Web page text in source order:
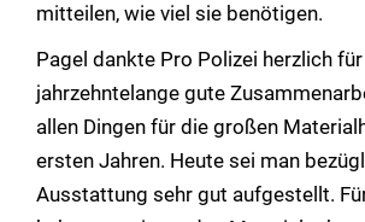
mitteilen, wie viel sie benötigen.
Pagel dankte Pro Polizei herzlich
jahrzehntelange gute
allen Dingen für die großen
ersten Jahren. Heute sei man
Ausstattung sehr gut aufgestellt.